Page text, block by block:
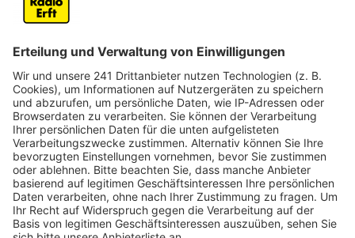
Anzeige
Sechs Bands indoor und umsonst
Anzeige
In Hürth geht die Festival-Saison einfach weiter.
Umsonst und Indoor heißt es am Samstag (11.
Oktober) bei Rock am Teich. Sechs Bands aus Hürth,
Köln und der Umgebung rocken die Bühne im